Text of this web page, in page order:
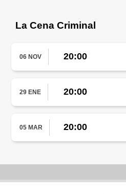
La Cena Criminal
06 NOV 20:00
29 ENE 20:00
05 MAR 20:00